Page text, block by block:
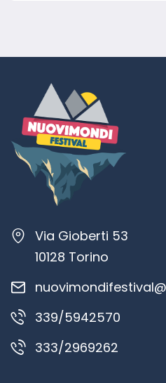
Via Gioberti 53
10128 Torino
339/5942570
333/2969262